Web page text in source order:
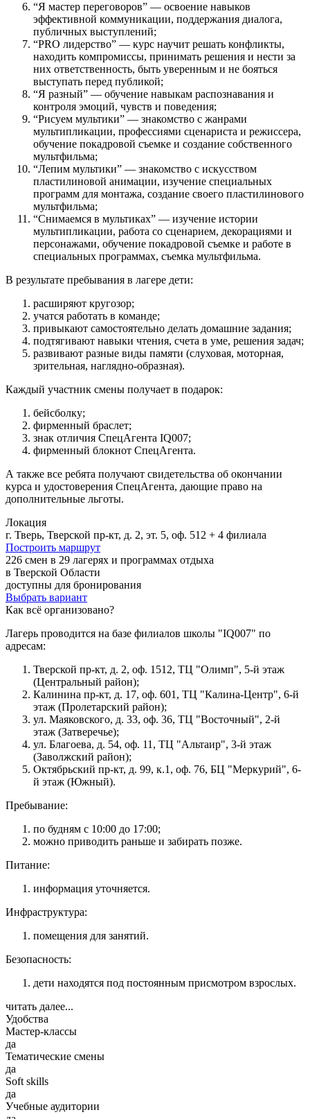
“Я мастер переговоров” — освоение навыков
эффективной коммуникации, поддержания диалога,
публичных выступлений;
“PRO лидерство” — курс научит решать конфликты,
находить компромиссы, принимать решения и нести за
них ответственность, быть уверенным и не бояться
выступать перед публикой;
“Я разный” — обучение навыкам распознавания и
контроля эмоций, чувств и поведения;
“Рисуем мультики” — знакомство с жанрами
мультипликации, профессиями сценариста и режиссера,
обучение покадровой съемке и создание собственного
мультфильма;
“Лепим мультики” — знакомство с искусством
пластилиновой анимации, изучение специальных
программ для монтажа, создание своего пластилинового
мультфильма;
“Снимаемся в мультиках” — изучение истории
мультипликации, работа со сценарием, декорациями и
персонажами, обучение покадровой съемке и работе в
специальных программах, съемка мультфильма.
В результате пребывания в лагере дети:
расширяют кругозор;
учатся работать в команде;
привыкают самостоятельно делать домашние задания;
подтягивают навыки чтения, счета в уме, решения задач;
развивают разные виды памяти (слуховая, моторная,
зрительная, наглядно-образная).
Каждый участник смены получает в подарок:
бейсболку;
фирменный браслет;
знак отличия СпецАгента IQ007;
фирменный блокнот СпецАгента.
А также все ребята получают свидетельства об окончании
курса и удостоверения СпецАгента, дающие право на
дополнительные льготы.
Локация
г. Тверь, Тверской пр-кт, д. 2, эт. 5, оф. 512 + 4 филиала
Построить маршрут
226 смен в 29 лагерях и программах отдыха
в Тверской Области
доступны для бронирования
Выбрать вариант
Как всё организовано?
Лагерь проводится на базе филиалов школы "IQ007" по
адресам:
Тверской пр-кт, д. 2, оф. 1512, ТЦ "Олимп", 5-й этаж
(Центральный район);
Калинина пр-кт, д. 17, оф. 601, ТЦ "Калина-Центр", 6-й
этаж (Пролетарский район);
ул. Маяковского, д. 33, оф. 36, ТЦ "Восточный", 2-й
этаж (Затверечье);
ул. Благоева, д. 54, оф. 11, ТЦ "Альтаир", 3-й этаж
(Заволжский район);
Октябрьский пр-кт, д. 99, к.1, оф. 76, БЦ "Меркурий", 6-
й этаж (Южный).
Пребывание:
по будням с 10:00 до 17:00;
можно приводить раньше и забирать позже.
Питание:
информация уточняется.
Инфраструктура:
помещения для занятий.
Безопасность:
дети находятся под постоянным присмотром взрослых.
читать далее...
Удобства
Мастер-классы
да
Тематические смены
да
Soft skills
да
Учебные аудитории